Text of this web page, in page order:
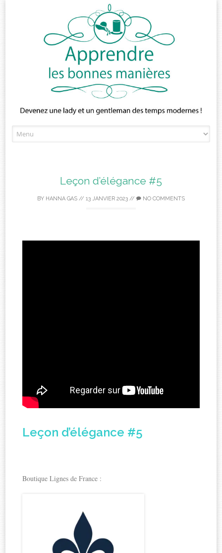
to
Leçon d’élégance #5
BY HANNA GAS // 13 JANVIER 2023 // NO COMMENTS
Leçon d’élégance #5
Boutique Lignes de France :